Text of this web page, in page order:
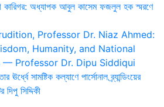
কারিগর: অধ্যাপক আবুল কাসেম ফজলুল হক স্মরণে
Professor Dr. Niaz Ahmed:
Humanity, and National
— Professor Dr. Dipu Siddiqui
ঊর্ধ্বে সামষ্টিক কল্যাণে পার্সোনাল ব্র্যান্ডিংয়ের
সিদ্দিকী